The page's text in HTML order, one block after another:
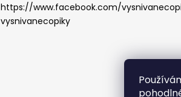
https://www.facebook.com/
vysnivanecopiky